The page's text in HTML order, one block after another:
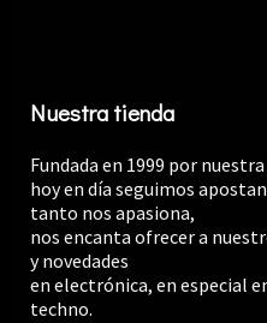
Nuestra tienda
Fundada en 1999 por
hoy en día seguimos
tanto nos apasiona,
nos encanta ofrecer a
y novedades
en electrónica, en especial
techno.